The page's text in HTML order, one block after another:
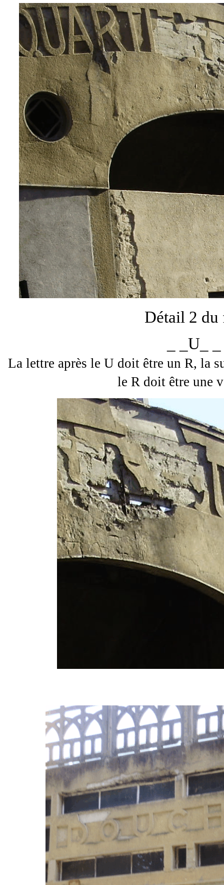
Détail 2 du
_ _U_
La lettre après le U doit être un R, la
le R doit être une